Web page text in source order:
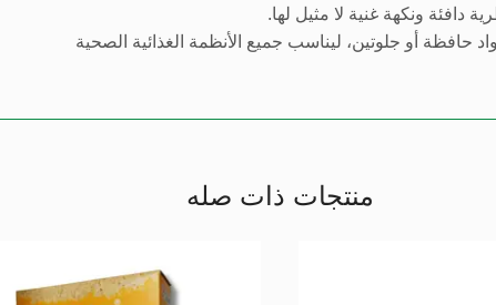
دافئة ونكهة غنية لا مثيل لها.
مواد حافظة أو جلوتين، ليناسب جميع الأنظمة الغذائية الصحية
منتجات ذات صله